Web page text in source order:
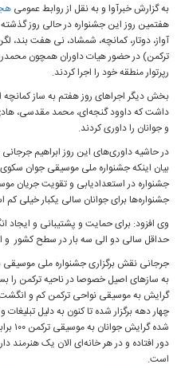
به گزارش خبرآوا و به نقل از روابط عمومی
هفتمین روز این جشنواره در حالی روز گذشته
آواز، دوتار، کمانچه، شمشاد، نی هفت بند،
ترکمن) در حضور هیات داوران همچون
رپرتوار منطقه خود را اجرا کردند.
بخش دیگر اجراهای روز هفتم به ساز
داشت که داوود گنجه‌ای، محمد مقدسی، هادی
و جوانان را داوری کردند.
در حاشیه داوری‌های این روز ابراهیم
بیان اینکه جشنواره ملی موسیقی جوان
جشنواره در استعدادیابی و تقویت جریان
جشنواره‌ها برای جوانان سالی یکبار خیلی
وی افزود: برای حمایت و پشتیبانی و ایجاد
حداقل سالی دو الی سه بار در سطح کشور و
جرجانی نقش برگزاری جشنواره ملی موسیقی
به سازهای اصیل خصوصا در ناحیه ترکمن را
گرایش به موسیقی نواحی ترکمن کم و
چهار دهه برگزار شده تا کنون به دلیل
شده
دور افتاده و در هر خانه‌ای الان یک هنرمند
است.